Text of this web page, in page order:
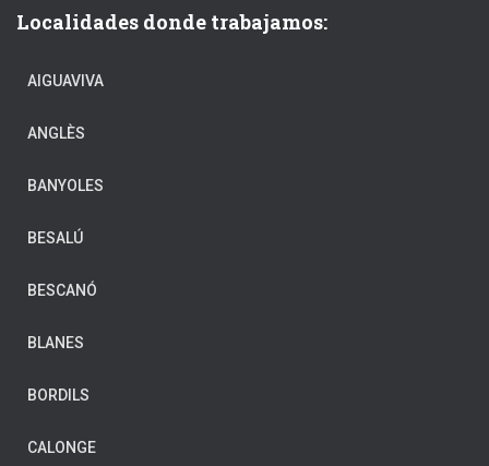
Localidades donde trabajamos:
AIGUAVIVA
ANGLÈS
BANYOLES
BESALÚ
BESCANÓ
BLANES
BORDILS
CALONGE